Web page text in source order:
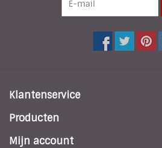
Klantenservice
Producten
Mijn account